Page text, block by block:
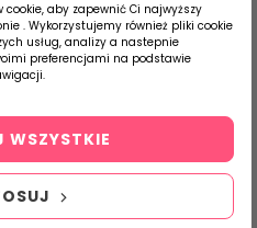
produktu
Płytki Łazienkowe
aby zapewnić Ci najwyższy
. Wykorzystujemy również pliki cookie
usług, analizy a nastepnie
preferencjami na podstawie
WSZYSTKIE